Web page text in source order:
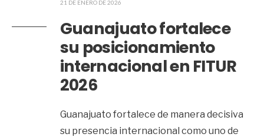
21 DE ENERO DE 2026
Guanajuato fortalece
su posicionamiento
internacional en FITUR
2026
Guanajuato fortalece de manera decisiva
su presencia internacional como uno de